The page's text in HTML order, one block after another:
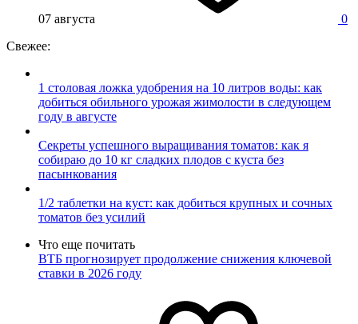
07 августа
0
Свежее:
1 столовая ложка удобрения на 10 литров воды: как
добиться обильного урожая жимолости в следующем
году в августе
Секреты успешного выращивания томатов: как я
собираю до 10 кг сладких плодов с куста без
пасынкования
1/2 таблетки на куст: как добиться крупных и сочных
томатов без усилий
Что еще почитать
ВТБ прогнозирует продолжение снижения ключевой
ставки в 2026 году